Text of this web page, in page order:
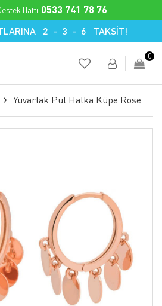
2 - 3 - 6 TAKSİT!
Hattı 0533 741 78 76
0
Yuvarlak Pul Halka Küpe Rose